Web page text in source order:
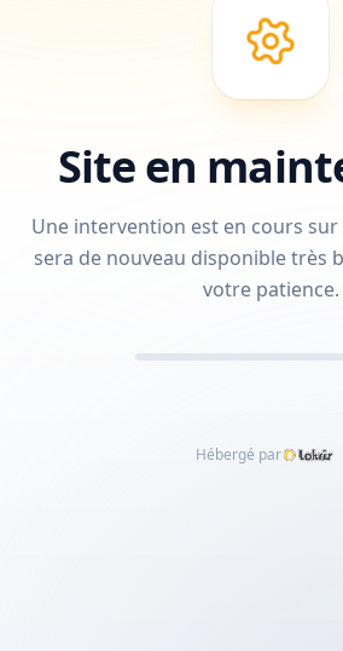
Site en
Une intervention est en cours sur
sera de nouveau disponible très
votre patience.
Hébergé par